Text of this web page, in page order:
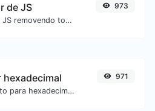
de JS
Minifique seu JS removendo todos os caracteres desnecessários.
973
hexadecimal
Converta texto para hexadecimal e o contrário para qualquer entrada de string.
971